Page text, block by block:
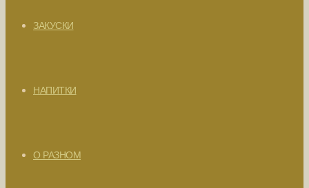
ЗАКУСКИ
НАПИТКИ
О РАЗНОМ